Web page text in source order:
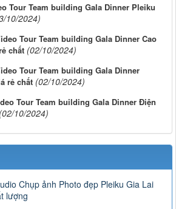
Tour Team building Gala Dinner Pleiku
10/2024)
Tour Team building Gala Dinner Cao
chất (02/10/2024)
Tour Team building Gala Dinner
rẻ chất (02/10/2024)
Tour Team building Gala Dinner Điện
(02/10/2024)
Chụp ảnh Photo đẹp Pleiku Gia Lai
lượng